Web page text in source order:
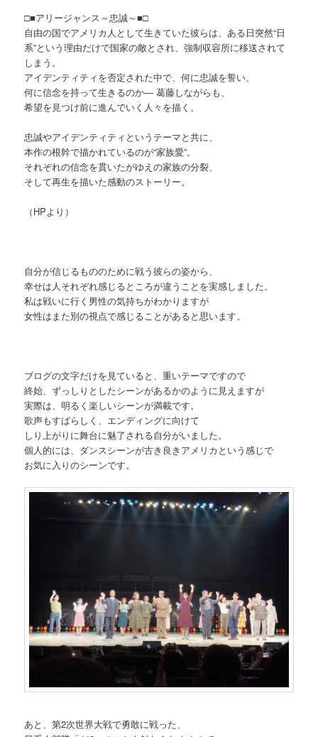
□■アリージャンス～忠誠～■□
自由の国でアメリカ人として生きていた彼らは、ある日突然“日
系”という理由だけで国家の敵とされ、強制収容所に移送されて
しまう。
アイデンティティを否定された中で、何に忠誠を誓い、
何に信念を持って生きるのか― 葛藤しながらも、
希望を見つけ前に進んでいく人々を描く。
忠誠やアイデンティティというテーマと共に、
本作の根幹で描かれているのが“家族愛”。
それぞれの信念を貫いたがゆえの家族の分裂、
そして再生を描いた感動のストーリー。
（HPより）
自分が信じるもののために戦う彼らの姿から、
幸せは人それぞれ感じるところが違うことを実感しました。
私は戦いに行く男性の気持ちがわかりますが
女性はまた別の視点で感じることがあると思います。
ブログの文字だけを見ていると、重いテーマですので
終始、ずっしりとしたシーンがあるかのように見えますが
実際は、明るく楽しいシーンが満載です。
歌声もすばらしく、エンディングに向けて
しり上がりに舞台に魅了される自分がいました。
個人的には、ダンスシーンが古き良きアメリカという感じで
お気に入りのシーンです。
あと、第2次世界大戦で勇敢に戦った、